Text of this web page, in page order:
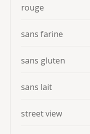
rouge
sans farine
sans gluten
sans lait
street view